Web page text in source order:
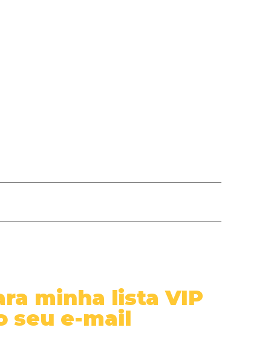
minha lista VIP
seu e-mail